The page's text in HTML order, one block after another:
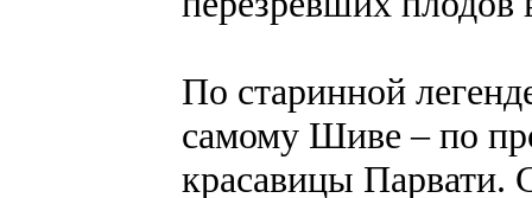
По старинной
самому Шиве – по
красавицы Парвати.